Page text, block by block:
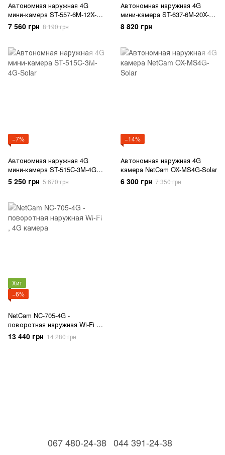
Автономная наружная 4G
мини-камера ST-557-6M-12X-
4G-Solar
7 560 грн 8 190 грн
Автономная наружная 4G
мини-камера ST-637-6M-20X-
4G-Solar
8 820 грн
−7%
Автономная наружная 4G
мини-камера ST-515C-3M-4G-
Solar
5 250 грн 5 670 грн
−14%
Автономная наружная 4G
камера NetCam OX-MS4G-Solar
6 300 грн 7 350 грн
Хит
−6%
NetCam NC-705-4G -
поворотная наружная Wi-Fi ,
4G камера
13 440 грн 14 280 грн
067 480-24-38 044 391-24-38